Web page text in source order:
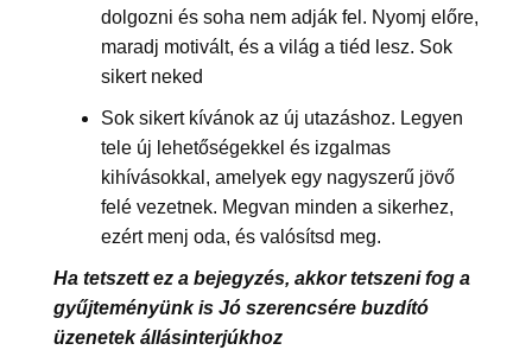
dolgozni és soha nem adják fel. Nyomj előre,
maradj motivált, és a világ a tiéd lesz. Sok
sikert neked
Sok sikert kívánok az új utazáshoz. Legyen
tele új lehetőségekkel és izgalmas
kihívásokkal, amelyek egy nagyszerű jövő
felé vezetnek. Megvan minden a sikerhez,
ezért menj oda, és valósítsd meg.
Ha tetszett ez a bejegyzés, akkor tetszeni fog a
gyűjteményünk is Jó szerencsére buzdító
üzenetek állásinterjúkhoz